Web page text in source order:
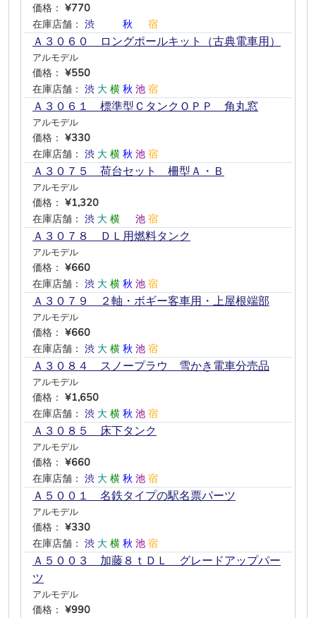
価格： ¥770
在庫店舗： 渋 秋 宿
Ａ３０６０ ロングポールキット（古典電車用）
アルモデル
価格： ¥550
在庫店舗： 渋 大 横 秋 池 宿
Ａ３０６１ 標準型ＣタンクＯＰＰ 角丸窓
アルモデル
価格： ¥330
在庫店舗： 渋 大 横 秋 池 宿
Ａ３０７５ 荷台セット 柵型Ａ・Ｂ
アルモデル
価格： ¥1,320
在庫店舗： 渋 大 横 池 宿
Ａ３０７８ ＤＬ用燃料タンク
アルモデル
価格： ¥660
在庫店舗： 渋 大 横 秋 池 宿
Ａ３０７９ ２軸・ボギー客車用・上屋根端部
アルモデル
価格： ¥660
在庫店舗： 渋 大 横 秋 池 宿
Ａ３０８４ スノープラウ 雪かき電車分売品
アルモデル
価格： ¥1,650
在庫店舗： 渋 大 横 秋 池 宿
Ａ３０８５ 床下タンク
アルモデル
価格： ¥660
在庫店舗： 渋 大 横 秋 池 宿
Ａ５００１ 名鉄タイプの駅名票パーツ
アルモデル
価格： ¥330
在庫店舗： 渋 大 横 秋 池 宿
Ａ５００３ 加藤８ｔＤＬ グレードアップパー
ツ
アルモデル
価格： ¥990